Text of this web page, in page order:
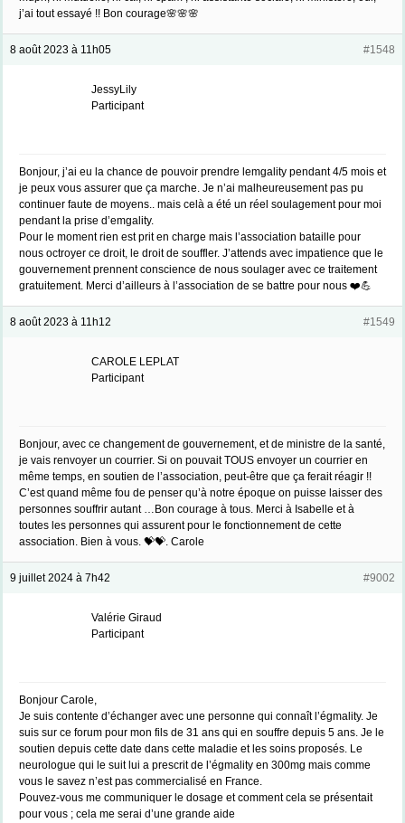
j’ai tout essayé !! Bon courage🌸🌸🌸
8 août 2023 à 11h05 #1548
JessyLily
Participant
Bonjour, j’ai eu la chance de pouvoir prendre lemgality pendant 4/5 mois et
je peux vous assurer que ça marche. Je n’ai malheureusement pas pu
continuer faute de moyens.. mais celà a été un réel soulagement pour moi
pendant la prise d’emgality.
Pour le moment rien est prit en charge mais l’association bataille pour
nous octroyer ce droit, le droit de souffler. J’attends avec impatience que le
gouvernement prennent conscience de nous soulager avec ce traitement
gratuitement. Merci d’ailleurs à l’association de se battre pour nous ❤️💪
8 août 2023 à 11h12 #1549
CAROLE LEPLAT
Participant
Bonjour, avec ce changement de gouvernement, et de ministre de la santé,
je vais renvoyer un courrier. Si on pouvait TOUS envoyer un courrier en
même temps, en soutien de l’association, peut-être que ça ferait réagir !!
C’est quand même fou de penser qu’à notre époque on puisse laisser des
personnes souffrir autant …Bon courage à tous. Merci à Isabelle et à
toutes les personnes qui assurent pour le fonctionnement de cette
association. Bien à vous. 💝💝. Carole
9 juillet 2024 à 7h42 #9002
Valérie Giraud
Participant
Bonjour Carole,
Je suis contente d’échanger avec une personne qui connaît l’égmality. Je
suis sur ce forum pour mon fils de 31 ans qui en souffre depuis 5 ans. Je le
soutien depuis cette date dans cette maladie et les soins proposés. Le
neurologue qui le suit lui a prescrit de l’égmality en 300mg mais comme
vous le savez n’est pas commercialisé en France.
Pouvez-vous me communiquer le dosage et comment cela se présentait
pour vous ; cela me serai d’une grande aide